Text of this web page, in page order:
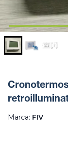
Marca: FIV